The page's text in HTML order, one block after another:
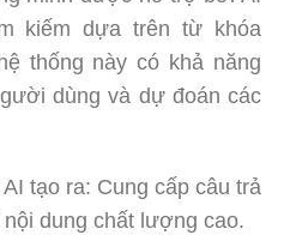
kiếm dựa trên từ khóa
thống này có khả năng
dùng và dự đoán các
tạo ra: Cung cấp câu trả
dung chất lượng cao.